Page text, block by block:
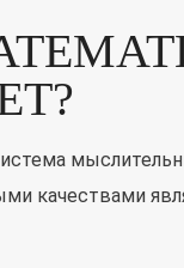
качествами